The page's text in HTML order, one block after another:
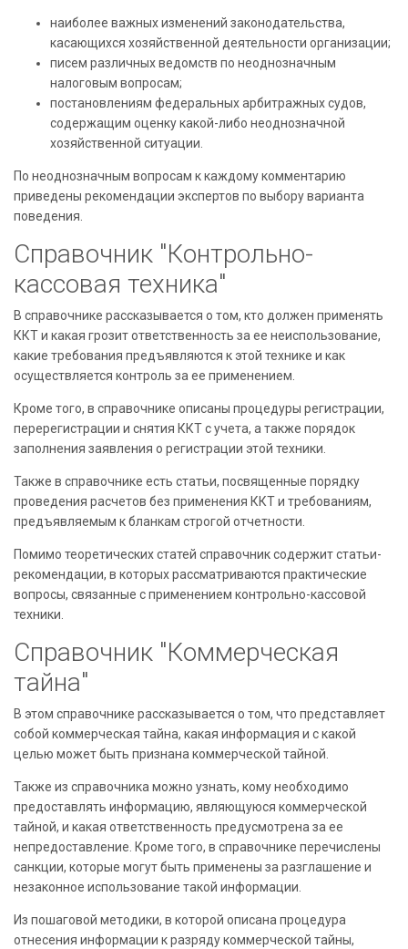
наиболее важных изменений законодательства,
касающихся хозяйственной деятельности организации;
писем различных ведомств по неоднозначным
налоговым вопросам;
постановлениям федеральных арбитражных судов,
содержащим оценку какой-либо неоднозначной
хозяйственной ситуации.
По неоднозначным вопросам к каждому комментарию
приведены рекомендации экспертов по выбору варианта
поведения.
Справочник "Контрольно-
кассовая техника"
В справочнике рассказывается о том, кто должен применять
ККТ и какая грозит ответственность за ее неиспользование,
какие требования предъявляются к этой технике и как
осуществляется контроль за ее применением.
Кроме того, в справочнике описаны процедуры регистрации,
перерегистрации и снятия ККТ с учета, а также порядок
заполнения заявления о регистрации этой техники.
Также в справочнике есть статьи, посвященные порядку
проведения расчетов без применения ККТ и требованиям,
предъявляемым к бланкам строгой отчетности.
Помимо теоретических статей справочник содержит статьи-
рекомендации, в которых рассматриваются практические
вопросы, связанные с применением контрольно-кассовой
техники.
Справочник "Коммерческая
тайна"
В этом справочнике рассказывается о том, что представляет
собой коммерческая тайна, какая информация и с какой
целью может быть признана коммерческой тайной.
Также из справочника можно узнать, кому необходимо
предоставлять информацию, являющуюся коммерческой
тайной, и какая ответственность предусмотрена за ее
непредоставление. Кроме того, в справочнике перечислены
санкции, которые могут быть применены за разглашение и
незаконное использование такой информации.
Из пошаговой методики, в которой описана процедура
отнесения информации к разряду коммерческой тайны,